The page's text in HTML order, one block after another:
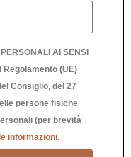
SUNSHINE
AI SENSI
(UE)
Consiglio, del 27
persone fisiche
(per brevità
informazioni.